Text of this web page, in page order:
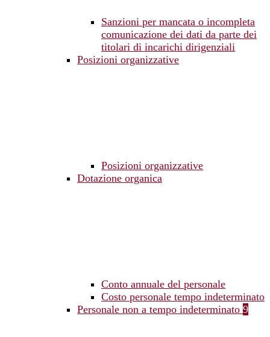
Sanzioni per mancata o incompleta
comunicazione dei dati da parte dei
titolari di incarichi dirigenziali
Posizioni organizzative
Posizioni organizzative
Dotazione organica
Conto annuale del personale
Costo personale tempo indeterminato
Personale non a tempo indeterminato 9